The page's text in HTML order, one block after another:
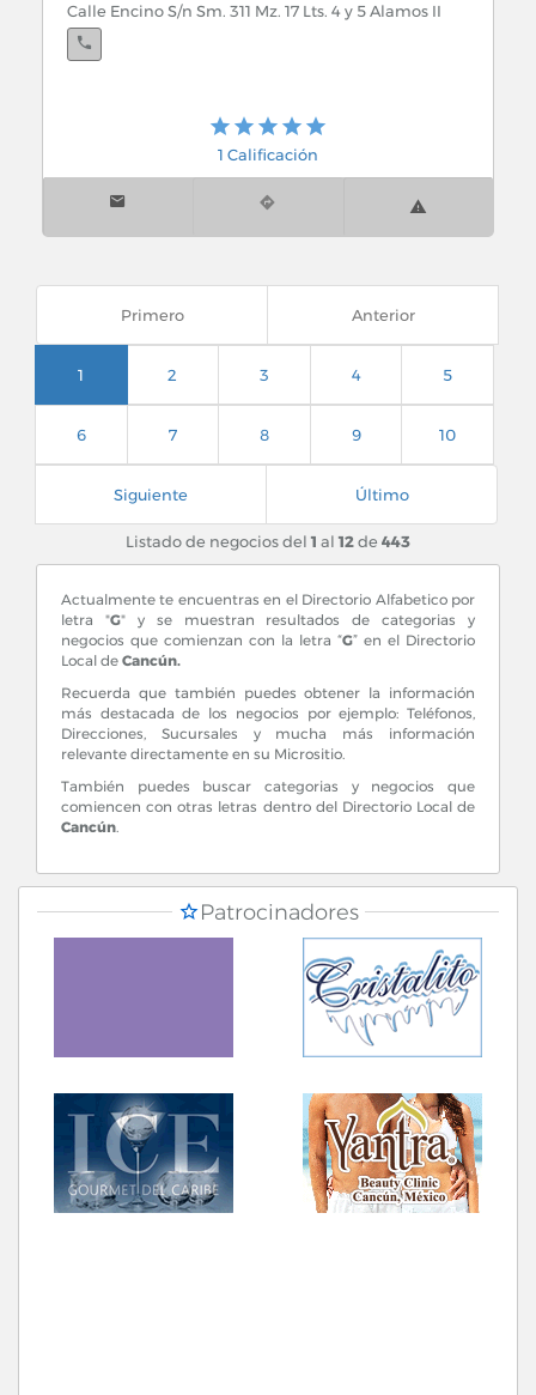
Calle Encino S/n Sm. 311 Mz. 17 Lts. 4 y 5 Alamos II
1 Calificación
Primero Anterior
1 2 3 4 5
6 7 8 9 10
Siguiente Último
Listado de negocios del1 al12de 443
Actualmente te encuentras en el Directorio Alfabetico por
letra "G" y se muestran resultados de categorias y
negocios que comienzan con la letra “G” en el Directorio
Local de Cancún.
Recuerda que también puedes obtener la información
más destacada de los negocios por ejemplo: Teléfonos,
Direcciones, Sucursales y mucha más información
relevante directamente en su Micrositio.
También puedes buscar categorias y negocios que
comiencen con otras letras dentro del Directorio Local de
Cancún.
Patrocinadores